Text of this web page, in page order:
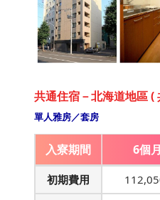
共通住宿－北海道地區 (
單人雅房／套房
入寮期間 6個月
初期費用